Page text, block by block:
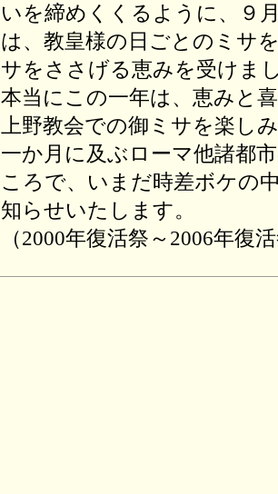
いを締めくくるように、９
は、教皇様の日ごとのミサ
サをささげる恵みを受けま
本当にこの一年は、恵みと
上野教会での御ミサを楽し
一か月に及ぶローマ他諸都
ころで、いまだ時差ボケの
知らせいたします。
（2000年復活祭～2006年復